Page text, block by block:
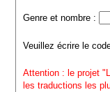
Genre et nombre :
Veuillez écrire le
Attention : le projet
les traductions les